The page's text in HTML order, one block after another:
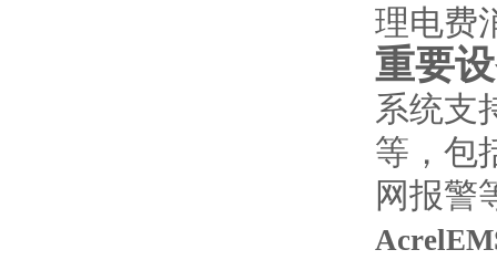
理电费
重要
系统支
等，包
网报警